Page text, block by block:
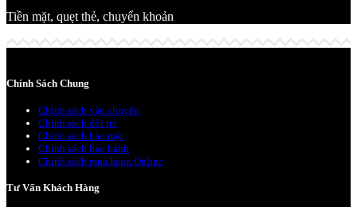
Tiền mặt, quẹt thẻ, chuyển khoản
Chính Sách Chung
Chính sách vận chuyển
Chính sách đổi trả
Chính sách bảo mật
Chính sách bảo hành
Chính sách mua hàng Online
Tư Vấn Khách Hàng